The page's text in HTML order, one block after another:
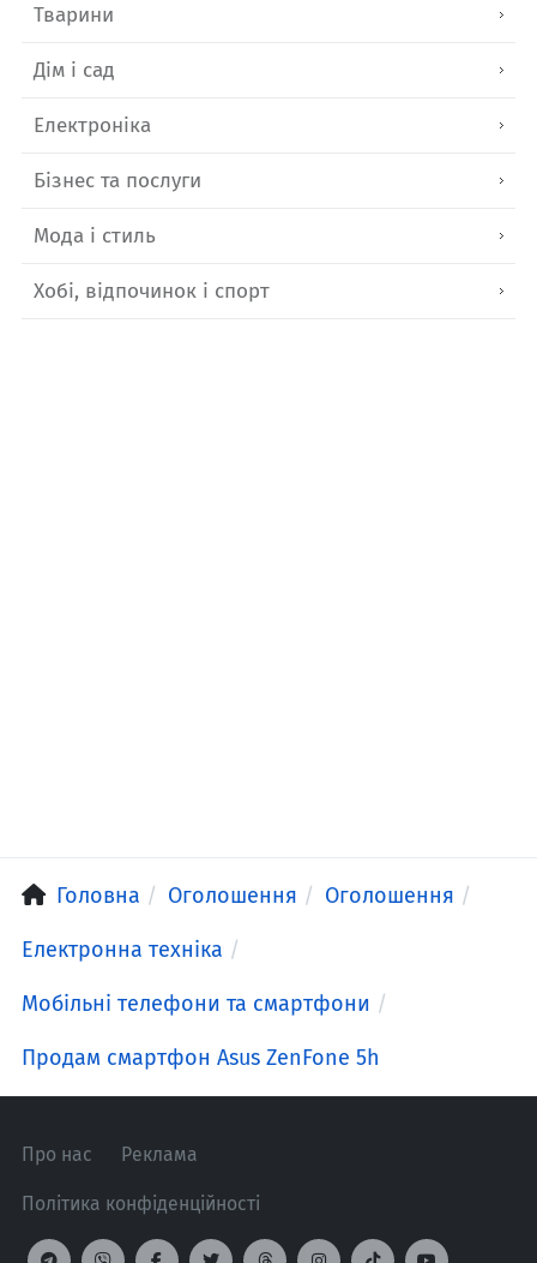
Тварини
Дім і сад
Електроніка
Бізнес та послуги
Мода і стиль
Хобі, відпочинок і спорт
Головна Оголошення Оголошення
Електронна техніка
Мобільні телефони та смартфони
Продам смартфон Asus ZenFone 5h
Про нас Реклама
Політика конфіденційності